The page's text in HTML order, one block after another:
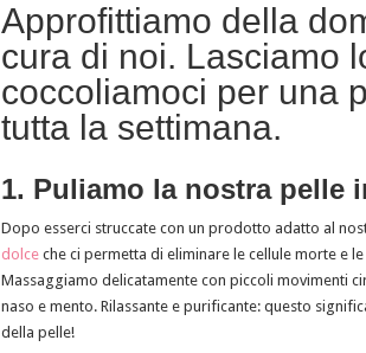
Approfittiamo della
cura di noi. Lasciamo
coccoliamoci per una
tutta la settimana.
1. Puliamo la nostra pelle
Dopo esserci struccate con un prodotto adatto al
dolce che ci permetta di eliminare le cellule morte e
Massaggiamo delicatamente con piccoli movimenti
naso e mento. Rilassante e purificante: questo
della pelle!